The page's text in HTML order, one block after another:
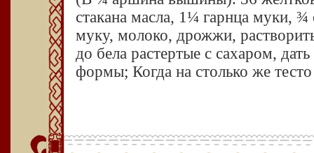
стакана масла, 1¼ гарнца муки,
муку, молоко, дрожжи,
до бела растертые с сахаром,
формы; Когда на столько же